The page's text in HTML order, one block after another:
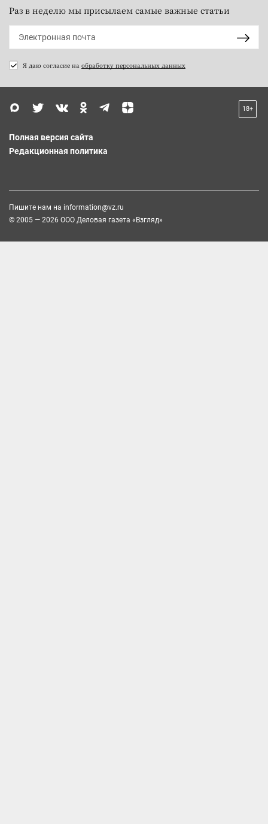
Раз в неделю мы присылаем самые важные статьи
Я даю согласие на обработку персональных данных
18+
Полная версия сайта
Редакционная политика
Пишите нам на information@vz.ru
© 2005 — 2026 ООО Деловая газета «Взгляд»